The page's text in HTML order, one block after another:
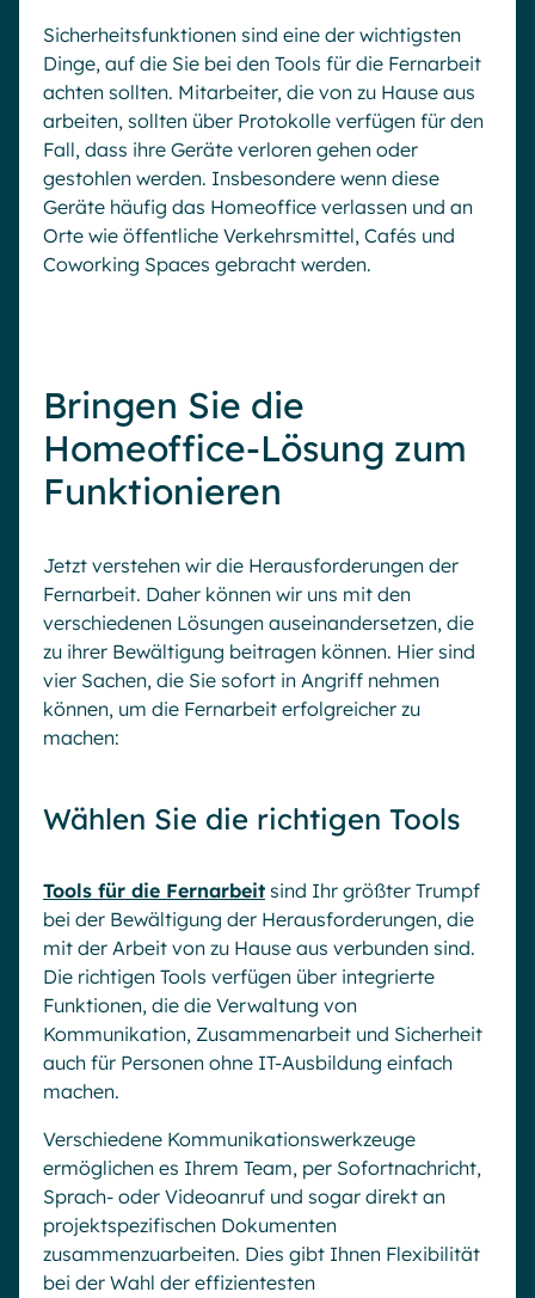
Sicherheitsfunktionen sind eine der wichtigsten
Dinge, auf die Sie bei den Tools für die Fernarbeit
achten sollten. Mitarbeiter, die von zu Hause aus
arbeiten, sollten über Protokolle verfügen für den
Fall, dass ihre Geräte verloren gehen oder
gestohlen werden. Insbesondere wenn diese
Geräte häufig das Homeoffice verlassen und an
Orte wie öffentliche Verkehrsmittel, Cafés und
Coworking Spaces gebracht werden.
Bringen Sie die
Homeoffice-Lösung zum
Funktionieren
Jetzt verstehen wir die Herausforderungen der
Fernarbeit. Daher können wir uns mit den
verschiedenen Lösungen auseinandersetzen, die
zu ihrer Bewältigung beitragen können. Hier sind
vier Sachen, die Sie sofort in Angriff nehmen
können, um die Fernarbeit erfolgreicher zu
machen:
Wählen Sie die richtigen Tools
Tools für die Fernarbeit sind Ihr größter Trumpf
bei der Bewältigung der Herausforderungen, die
mit der Arbeit von zu Hause aus verbunden sind.
Die richtigen Tools verfügen über integrierte
Funktionen, die die Verwaltung von
Kommunikation, Zusammenarbeit und Sicherheit
auch für Personen ohne IT-Ausbildung einfach
machen.
Verschiedene Kommunikationswerkzeuge
ermöglichen es Ihrem Team, per Sofortnachricht,
Sprach- oder Videoanruf und sogar direkt an
projektspezifischen Dokumenten
zusammenzuarbeiten. Dies gibt Ihnen Flexibilität
bei der Wahl der effizientesten